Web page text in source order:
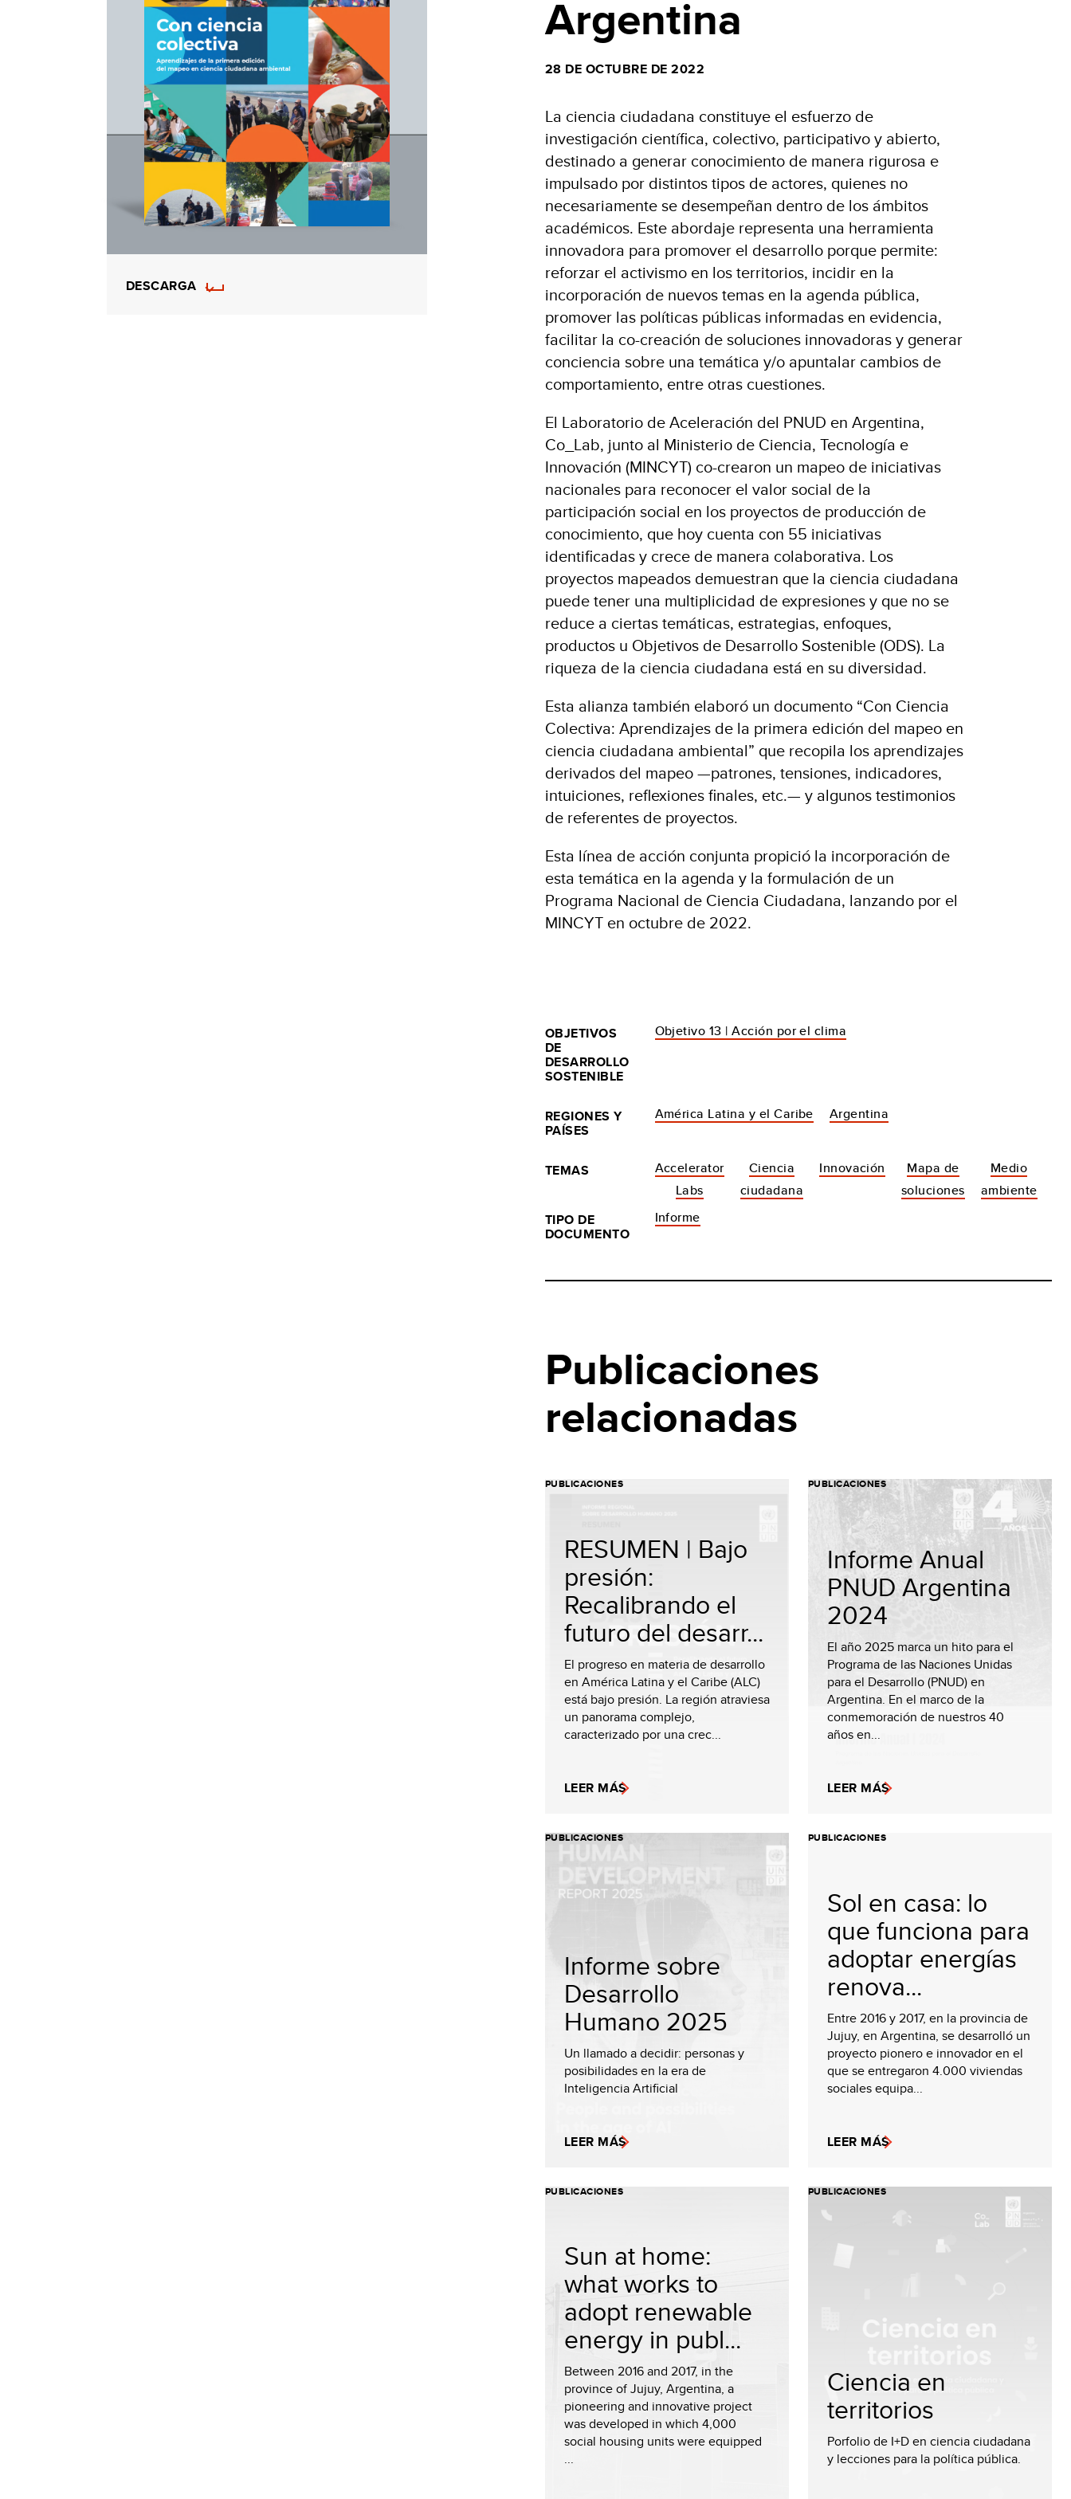
DESCARGA
Argentina
28 DE OCTUBRE DE 2022
La ciencia ciudadana constituye el esfuerzo de
investigación científica, colectivo, participativo y abierto,
destinado a generar conocimiento de manera rigurosa e
impulsado por distintos tipos de actores, quienes no
necesariamente se desempeñan dentro de los ámbitos
académicos. Este abordaje representa una herramienta
innovadora para promover el desarrollo porque permite:
reforzar el activismo en los territorios, incidir en la
incorporación de nuevos temas en la agenda pública,
promover las políticas públicas informadas en evidencia,
facilitar la co-creación de soluciones innovadoras y generar
conciencia sobre una temática y/o apuntalar cambios de
comportamiento, entre otras cuestiones.
El Laboratorio de Aceleración del PNUD en Argentina,
Co_Lab, junto al Ministerio de Ciencia, Tecnología e
Innovación (MINCYT) co-crearon un mapeo de iniciativas
nacionales para reconocer el valor social de la
participación social en los proyectos de producción de
conocimiento, que hoy cuenta con 55 iniciativas
identificadas y crece de manera colaborativa. Los
proyectos mapeados demuestran que la ciencia ciudadana
puede tener una multiplicidad de expresiones y que no se
reduce a ciertas temáticas, estrategias, enfoques,
productos u Objetivos de Desarrollo Sostenible (ODS). La
riqueza de la ciencia ciudadana está en su diversidad.
Esta alianza también elaboró un documento “Con Ciencia
Colectiva: Aprendizajes de la primera edición del mapeo en
ciencia ciudadana ambiental” que recopila los aprendizajes
derivados del mapeo —patrones, tensiones, indicadores,
intuiciones, reflexiones finales, etc.— y algunos testimonios
de referentes de proyectos.
Esta línea de acción conjunta propició la incorporación de
esta temática en la agenda y la formulación de un
Programa Nacional de Ciencia Ciudadana, lanzando por el
MINCYT en octubre de 2022.
OBJETIVOS
DE
DESARROLLO
SOSTENIBLE
Objetivo 13 | Acción por el clima
REGIONES Y
PAÍSES
América Latina y el Caribe Argentina
TEMAS
Accelerator
Labs
Ciencia
ciudadana
Innovación
Mapa de
soluciones
Medio
ambiente
TIPO DE
DOCUMENTO
Informe
Publicaciones
relacionadas
PUBLICACIONES
RESUMEN | Bajo
presión:
Recalibrando el
futuro del desarr...
El progreso en materia de desarrollo
en América Latina y el Caribe (ALC)
está bajo presión. La región atraviesa
un panorama complejo,
caracterizado por una crec...
LEER MÁS
PUBLICACIONES
Informe Anual
PNUD Argentina
2024
El año 2025 marca un hito para el
Programa de las Naciones Unidas
para el Desarrollo (PNUD) en
Argentina. En el marco de la
conmemoración de nuestros 40
años en...
LEER MÁS
PUBLICACIONES
Informe sobre
Desarrollo
Humano 2025
Un llamado a decidir: personas y
posibilidades en la era de
Inteligencia Artificial
LEER MÁS
PUBLICACIONES
Sol en casa: lo
que funciona para
adoptar energías
renova...
Entre 2016 y 2017, en la provincia de
Jujuy, en Argentina, se desarrolló un
proyecto pionero e innovador en el
que se entregaron 4.000 viviendas
sociales equipa...
LEER MÁS
PUBLICACIONES
Sun at home:
what works to
adopt renewable
energy in publ...
Between 2016 and 2017, in the
province of Jujuy, Argentina, a
pioneering and innovative project
was developed in which 4,000
social housing units were equipped
...
PUBLICACIONES
Ciencia en
territorios
Porfolio de I+D en ciencia ciudadana
y lecciones para la política pública.